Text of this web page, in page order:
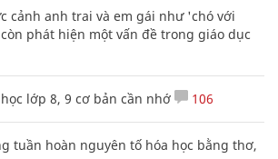
cảnh anh trai và em gái như 'chó với
phát hiện một vấn đề trong giáo dục
lớp 8, 9 cơ bản cần nhớ 106
tuần hoàn nguyên tố hóa học bằng thơ,